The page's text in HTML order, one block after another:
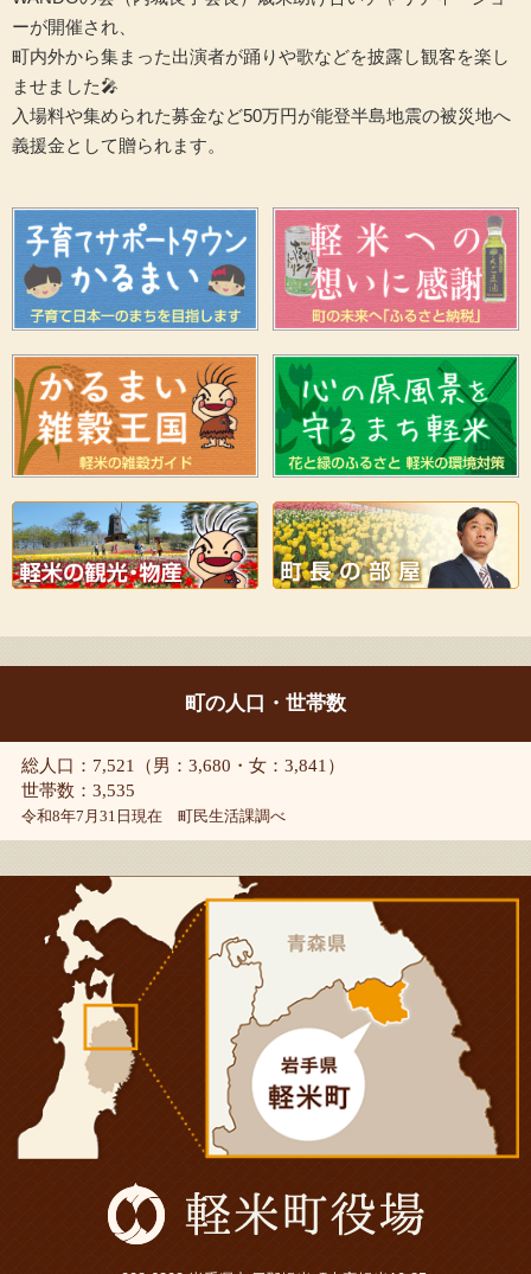
ーが開催され、
町内外から集まった出演者が踊りや歌などを披露し観客を楽し
ませました🎤
入場料や集められた募金など50万円が能登半島地震の被災地へ
義援金として贈られます。
町の人口・世帯数
総人口：7,521（男：3,680・女：3,841）
世帯数：3,535
令和8年7月31日現在 町民生活課調べ